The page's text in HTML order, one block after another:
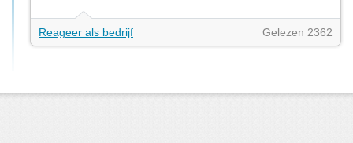
Reageer als bedrijf Gelezen 2362